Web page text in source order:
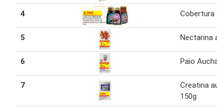
4 Cobertura
5 Nectarina
6 Paio
7
Creatina
150g